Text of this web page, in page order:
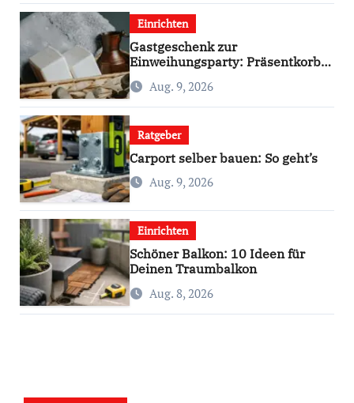
Einrichten
Gastgeschenk zur
Einweihungsparty: Präsentkorb
selbst gestalten
Aug. 9, 2026
Ratgeber
Carport selber bauen: So geht’s
Aug. 9, 2026
Einrichten
Schöner Balkon: 10 Ideen für
Deinen Traumbalkon
Aug. 8, 2026